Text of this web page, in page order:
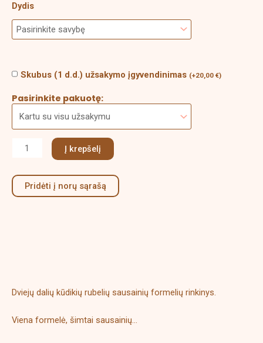
Dydis
Skubus (1 d.d.) užsakymo įgyvendinimas (+20,00 €)
Pasirinkite pakuotę:
Į krepšelį
Pridėti į norų sąrašą
Dviejų dalių kūdikių rubelių sausainių formelių rinkinys.
Viena formelė, šimtai sausainių…